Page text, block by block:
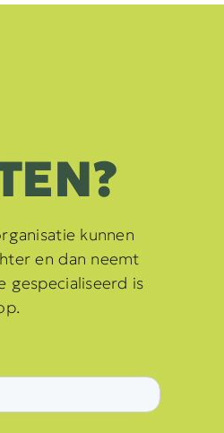
kunnen
en dan neemt
gespecialiseerd is